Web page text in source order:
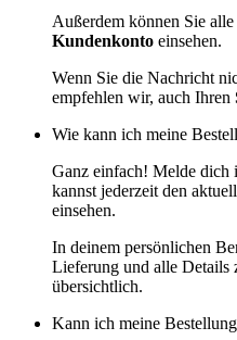
Außerdem können Sie
Kundenkonto einsehen.
Wenn Sie die Nachricht
empfehlen wir, auch Ihren
Wie kann ich meine
Ganz einfach! Melde dich
kannst jederzeit den
einsehen.
In deinem persönlichen
Lieferung und alle Details
übersichtlich.
Kann ich meine